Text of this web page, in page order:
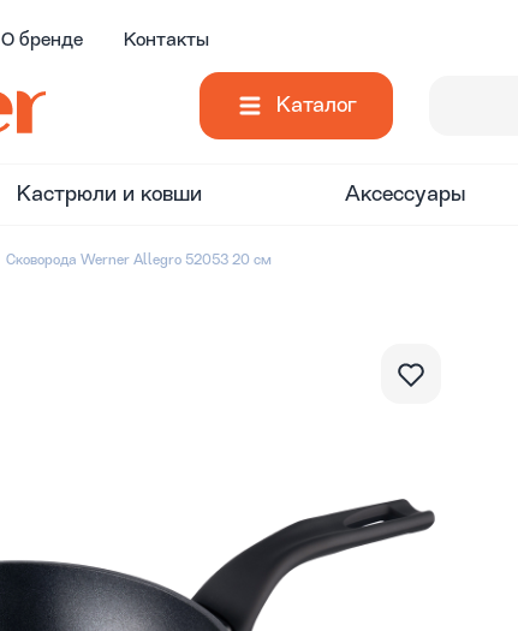
О бренде Контакты
Каталог
Кастрюли и ковши Аксессуары
Сковорода Werner Allegro 52053 20 см